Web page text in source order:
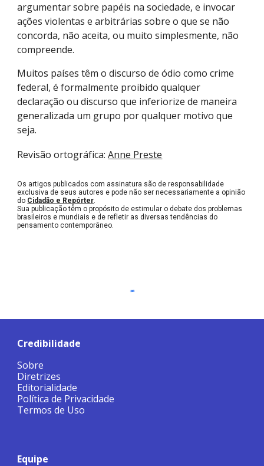
argumentar sobre papéis na sociedade, e invocar
ações violentas e arbitrárias sobre o que se não
concorda, não aceita, ou muito simplesmente, não
compreende.
Muitos países têm o discurso de ódio como crime
federal, é formalmente proibido qualquer
declaração ou discurso que inferiorize de maneira
generalizada um grupo por qualquer motivo que
seja.
Revisão ortográfica:Anne Preste
Os artigos publicados com assinatura são de responsabilidade
exclusiva de seus autores e pode não ser necessariamente a opinião
do Cidadão e Repórter.
Sua publicação têm o propósito de estimular o debate dos problemas
brasileiros e mundiais e de refletir as diversas tendências do
pensamento contemporâneo.
Credibilidade
Sobre
Diretrizes
Editorialidade
Política de Privacidade
Termos de Uso
Equipe